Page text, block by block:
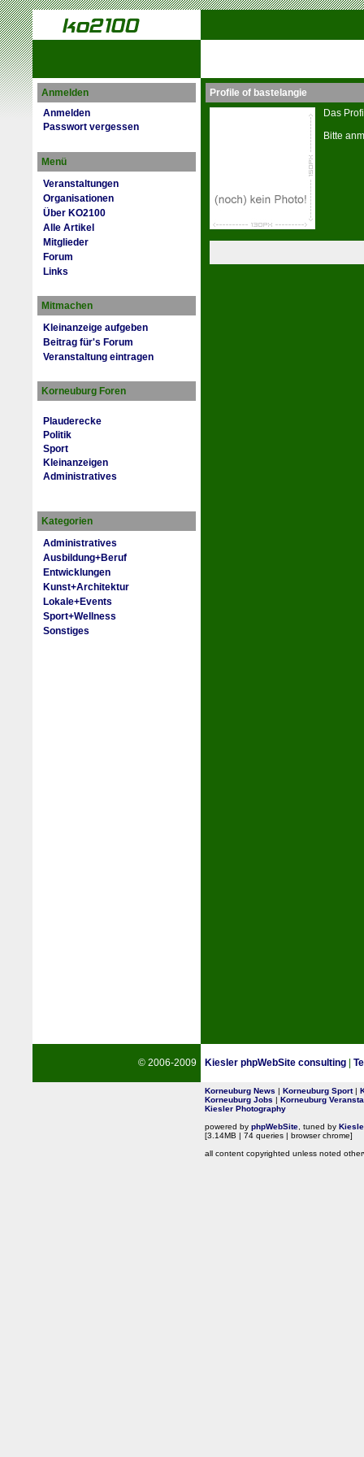
Anmelden
Anmelden
Passwort vergessen
Menü
Veranstaltungen
Organisationen
Über KO2100
Alle Artikel
Mitglieder
Forum
Links
Mitmachen
Kleinanzeige aufgeben
Beitrag für's Forum
Veranstaltung eintragen
Korneuburg Foren
Plauderecke
Politik
Sport
Kleinanzeigen
Administratives
Kategorien
Administratives
Ausbildung+Beruf
Entwicklungen
Kunst+Architektur
Lokale+Events
Sport+Wellness
Sonstiges
Profile of bastelangie
Das
Bitte
© 2006-2009 Kiesler phpWebSite consulting
Korneuburg News | Korneuburg Sport|
Korneuburg Jobs | Korneuburg
Kiesler Photography
powered by phpWebSite , tuned by
[3.14MB | 74 queries | browser chrome]
all content copyrighted unless noted